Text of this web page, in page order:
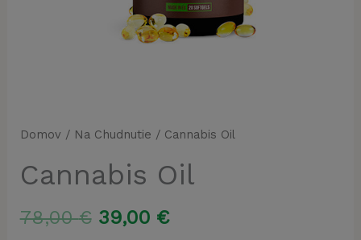
Domov / Na Chudnutie / Cannabis Oil
Cannabis Oil
78,00€ Pôvodná
39,00 €Aktuálna